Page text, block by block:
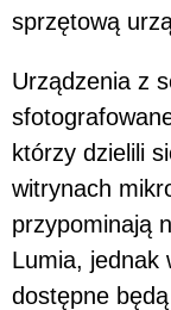
sprzętową
Urządzenia z
którzy dzielili
witrynach
przypominają
Lumia, jednak
dostępne